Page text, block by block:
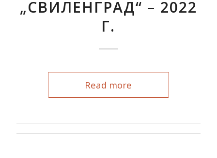
„СВИЛЕНГРАД“ – 2022
Г.
Read more